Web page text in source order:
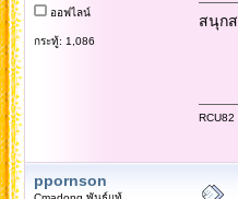
ออฟไลน์
กระทู้: 1,086
สนุกส
ppornson